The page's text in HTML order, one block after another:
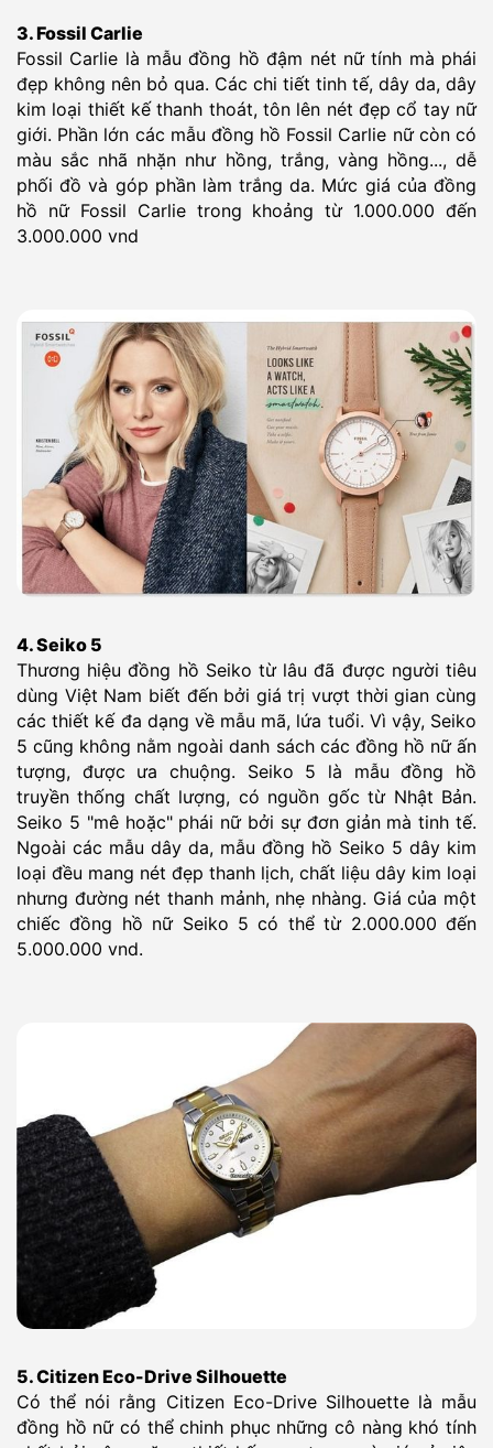
3. Fossil Carlie
Fossil Carlie là mẫu đồng hồ đậm nét nữ tính mà phái
đẹp không nên bỏ qua. Các chi tiết tinh tế, dây da, dây
kim loại thiết kế thanh thoát, tôn lên nét đẹp cổ tay nữ
giới. Phần lớn các mẫu đồng hồ Fossil Carlie nữ còn có
màu sắc nhã nhặn như hồng, trắng, vàng hồng..., dễ
phối đồ và góp phần làm trắng da. Mức giá của đồng
hồ nữ Fossil Carlie trong khoảng từ 1.000.000 đến
3.000.000 vnd
4. Seiko 5
Thương hiệu đồng hồ Seiko từ lâu đã được người tiêu
dùng Việt Nam biết đến bởi giá trị vượt thời gian cùng
các thiết kế đa dạng về mẫu mã, lứa tuổi. Vì vậy, Seiko
5 cũng không nằm ngoài danh sách các đồng hồ nữ ấn
tượng, được ưa chuộng. Seiko 5 là mẫu đồng hồ
truyền thống chất lượng, có nguồn gốc từ Nhật Bản.
Seiko 5 "mê hoặc" phái nữ bởi sự đơn giản mà tinh tế.
Ngoài các mẫu dây da, mẫu đồng hồ Seiko 5 dây kim
loại đều mang nét đẹp thanh lịch, chất liệu dây kim loại
nhưng đường nét thanh mảnh, nhẹ nhàng. Giá của một
chiếc đồng hồ nữ Seiko 5 có thể từ 2.000.000 đến
5.000.000 vnd.
5. Citizen Eco-Drive Silhouette
Có thể nói rằng Citizen Eco-Drive Silhouette là mẫu
đồng hồ nữ có thể chinh phục những cô nàng khó tính